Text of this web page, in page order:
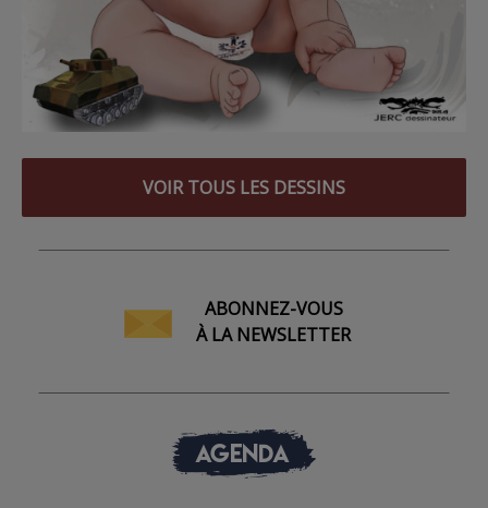
VOIR TOUS LES DESSINS
ABONNEZ-VOUS
À LA NEWSLETTER
AGENDA